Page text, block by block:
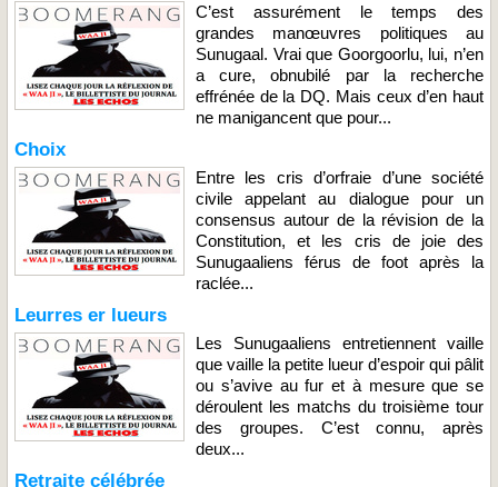
C’est assurément le temps des
grandes manœuvres politiques au
Sunugaal. Vrai que Goorgoorlu, lui, n’en
a cure, obnubilé par la recherche
effrénée de la DQ. Mais ceux d’en haut
ne manigancent que pour...
Choix
Entre les cris d’orfraie d’une société
civile appelant au dialogue pour un
consensus autour de la révision de la
Constitution, et les cris de joie des
Sunugaaliens férus de foot après la
raclée...
Leurres er lueurs
Les Sunugaaliens entretiennent vaille
que vaille la petite lueur d’espoir qui pâlit
ou s’avive au fur et à mesure que se
déroulent les matchs du troisième tour
des groupes. C’est connu, après
deux...
Retraite célébrée